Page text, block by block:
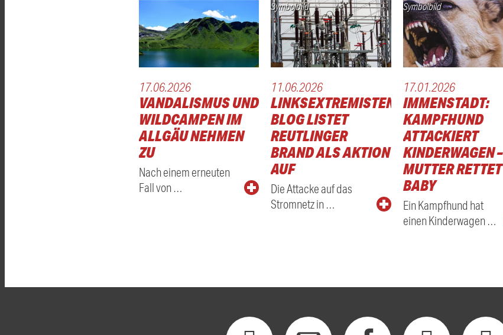
17.06.2026
VANDALISMUS UND
WILDCAMPEN IM
ALLGÄU NEHMEN
ZU
Nach einem erneuten
Fall von …
Symbolbild
11.06.2026
LINKSEXTREMISTEN-
BLOG LISTET
REUTLINGER
BRAND ALS AKTION
AUF
Die Attacke auf das
Stromnetz in …
Symbolbild
17.01.2026
IMMENSTADT:
KAMPFHUND
ATTACKIERT
KINDERWAGEN –
MUTTER RETTET
BABY
Ein Kampfhund hat
einen Kinderwagen …